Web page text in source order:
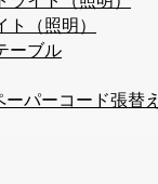
（照明）
ーブル
ーパーコード張替え